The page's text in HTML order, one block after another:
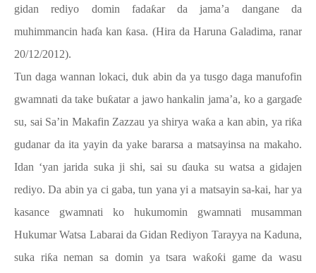
gidan rediyo domin fadaƙar da jama’a dangane da
muhimmancin haɗa kan ƙasa. (Hira da Haruna Galadima, ranar
20/12/2012).
Tun daga wannan lokaci, duk abin da ya tusgo daga manufofin
gwamnati da take buƙatar a jawo hankalin jama’a, ko a gargaɗe
su, sai Sa’in Makafin Zazzau ya shirya waƙa a kan abin, ya riƙa
gudanar da ita yayin da yake bararsa a matsayinsa na makaho.
Idan ‘yan jarida suka ji shi, sai suɗauka su watsa a gidajen
rediyo. Da abin ya ci gaba, tun yana yi a matsayin sa-kai, har ya
kasance gwamnati ko hukumomin gwamnati musamman
Hukumar Watsa Labarai da Gidan Rediyon Tarayya na Kaduna,
suka riƙa neman sa domin ya tsara waƙoƙi game da wasu